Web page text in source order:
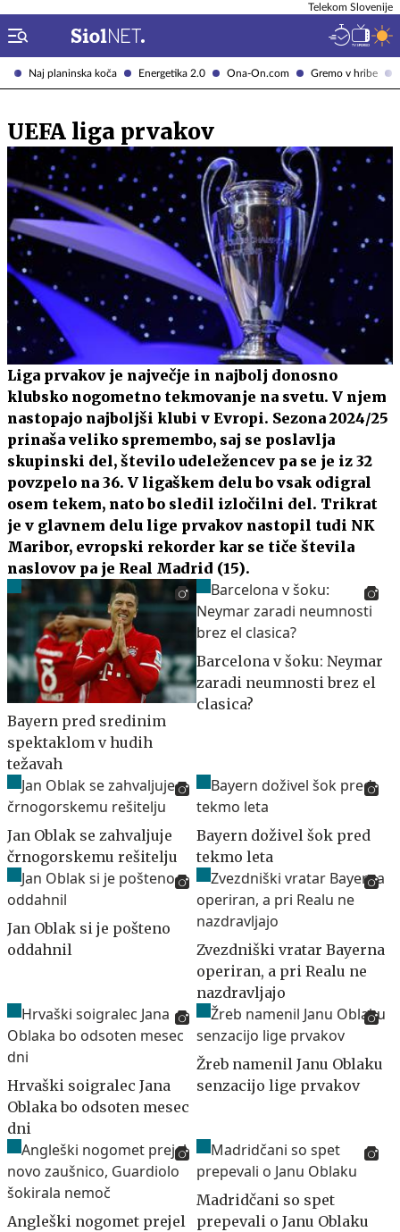
Naj planinska koča Energetika 2.0 Ona-On.com Gremo v hribe
Telekom Slovenije
UEFA liga prvakov
Liga prvakov je največje in najbolj donosno
klubsko nogometno tekmovanje na svetu. V njem
nastopajo najboljši klubi v Evropi. Sezona 2024/25
prinaša veliko spremembo, saj se poslavlja
skupinski del, število udeležencev pa se je iz 32
povzpelo na 36. V ligaškem delu bo vsak odigral
osem tekem, nato bo sledil izločilni del. Trikrat
je v glavnem delu lige prvakov nastopil tudi NK
Maribor, evropski rekorder kar se tiče števila
naslovov pa je Real Madrid (15).
Bayern pred sredinim
spektaklom v hudih
težavah
Barcelona v šoku: Neymar
zaradi neumnosti brez el
clasica?
Jan Oblak se zahvaljuje
črnogorskemu rešitelju
Bayern doživel šok pred
tekmo leta
Jan Oblak si je pošteno
oddahnil
Zvezdniški vratar Bayerna
operiran, a pri Realu ne
nazdravljajo
Hrvaški soigralec Jana
Oblaka bo odsoten mesec
dni
Žreb namenil Janu Oblaku
senzacijo lige prvakov
Angleški nogomet prejel
Madridčani so spet
prepevali o Janu Oblaku